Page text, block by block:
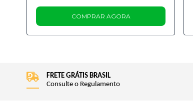
COMPRAR AGORA
FRETE GRÁTIS BRASIL
Consulte o Regulamento